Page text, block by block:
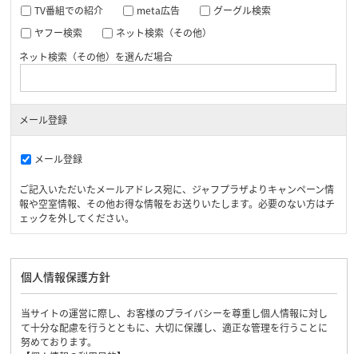
TV番組での紹介
meta広告
グーグル検索
ヤフー検索
ネット検索（その他）
ネット検索（その他）を選んだ場合
メール登録
メール登録
ご記入いただいたメールアドレス宛に、ジャフプラザよりキャンペーン情
報や空室情報、その他お得な情報をお送りいたします。必要のない方はチ
ェックを外してください。
個人情報保護方針
当サイトの運営に際し、お客様のプライバシーを尊重し個人情報に対し
て十分な配慮を行うとともに、大切に保護し、適正な管理を行うことに
努めております。